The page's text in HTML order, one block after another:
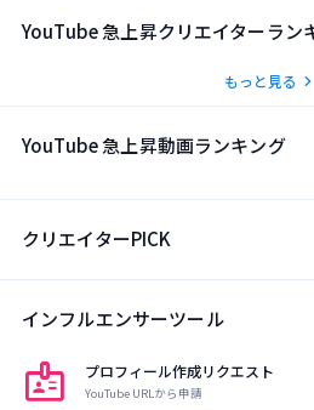
YouTube 急上昇クリエイターラン
もっと見る chevron_right
YouTube 急上昇動画ランキング
クリエイターPICK
インフルエンサーツール
badge プロフィール作成リクエスト
YouTube URLから申請